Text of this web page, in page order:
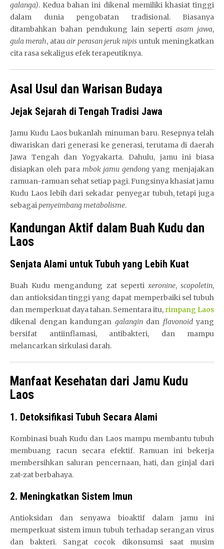
galanga). Kedua bahan ini dikenal memiliki khasiat tinggi
dalam dunia pengobatan tradisional. Biasanya
ditambahkan bahan pendukung lain seperti asam jawa,
gula merah, atauair perasan jeruk nipis untuk meningkatkan
cita rasa sekaligus efek terapeutiknya.
Asal Usul dan Warisan Budaya
Jejak Sejarah di Tengah Tradisi Jawa
Jamu Kudu Laos bukanlah minuman baru. Resepnya telah
diwariskan dari generasi ke generasi, terutama di daerah
Jawa Tengah dan Yogyakarta. Dahulu, jamu ini biasa
disiapkan oleh para mbok jamu gendong yang menjajakan
ramuan-ramuan sehat setiap pagi. Fungsinya khasiat jamu
Kudu Laos lebih dari sekadar penyegar tubuh, tetapi juga
sebagai penyeimbang metabolisme.
Kandungan Aktif dalam Buah Kudu dan
Laos
Senjata Alami untuk Tubuh yang Lebih Kuat
Buah Kudu mengandung zat seperti xeronine,scopoletin,
dan antioksidan tinggi yang dapat memperbaiki sel tubuh
dan memperkuat daya tahan. Sementara itu, rimpang Laos
dikenal dengan kandungan galangindan flavonoidyang
bersifat antiinflamasi, antibakteri, dan mampu
melancarkan sirkulasi darah.
Manfaat Kesehatan dari Jamu Kudu
Laos
1. Detoksifikasi Tubuh Secara Alami
Kombinasi buah Kudu dan Laos mampu membantu tubuh
membuang racun secara efektif. Ramuan ini bekerja
membersihkan saluran pencernaan, hati, dan ginjal dari
zat-zat berbahaya.
2. Meningkatkan Sistem Imun
Antioksidan dan senyawa bioaktif dalam jamu ini
memperkuat sistem imun tubuh terhadap serangan virus
dan bakteri. Sangat cocok dikonsumsi saat musim